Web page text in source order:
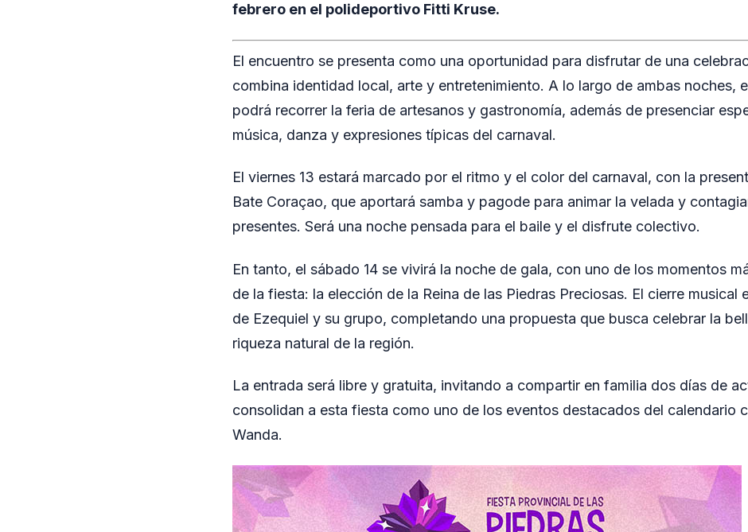
febrero en el polideportivo Fitti Kruse.
El encuentro se presenta como una oportunidad para disfrutar de una
combina identidad local, arte y entretenimiento. A lo largo de ambas noches,
podrá recorrer la feria de artesanos y gastronomía, además de presenciar
música, danza y expresiones típicas del carnaval.
El viernes 13 estará marcado por el ritmo y el color del carnaval, con la
Bate Coraçao, que aportará samba y pagode para animar la velada y
presentes. Será una noche pensada para el baile y el disfrute colectivo.
En tanto, el sábado 14 se vivirá la noche de gala, con uno de los momentos
de la fiesta: la elección de la Reina de las Piedras Preciosas. El cierre musical
de Ezequiel y su grupo, completando una propuesta que busca celebrar la
riqueza natural de la región.
La entrada será libre y gratuita, invitando a compartir en familia dos días de
consolidan a esta fiesta como uno de los eventos destacados del calendario
Wanda.